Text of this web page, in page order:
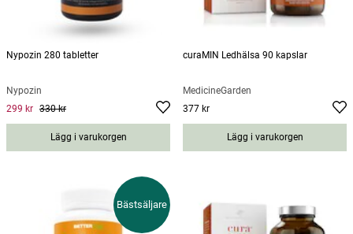
Nypozin 280 tabletter
Nypozin
Current price Previous price: 330 kr
299 kr 330 kr
Lägg i varukorgen
curaMIN Ledhälsa 90 kapslar
MedicineGarden
Pris:
377 kr
Lägg i varukorgen
Bästsäljare